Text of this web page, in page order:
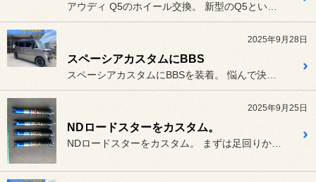
2025年9月28日
スペーシアカスタムにBBS
2025年9月25日
NDロードスターをカスタム。